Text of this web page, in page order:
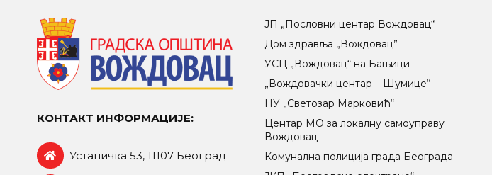
КОНТАКТ ИНФОРМАЦИЈЕ:
Устаничка 53, 11107 Београд
ЈП „Пословни центар Вождовац“
Дом здравља „Вождовац”
УСЦ „Вождовац“ на Бањици
„Вождовачки центар – Шумице“
НУ „Светозар Марковић“
Центар МO за локалну самоуправу
Вождовац
Комунална полиција града Београда